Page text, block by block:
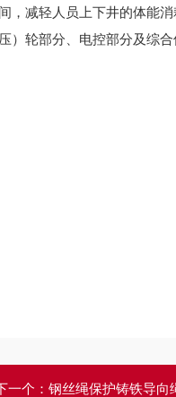
，减轻人员上下井的体能消
轮部分、电控部分及综合
一个： 钢丝绳保护铸铁导向绳